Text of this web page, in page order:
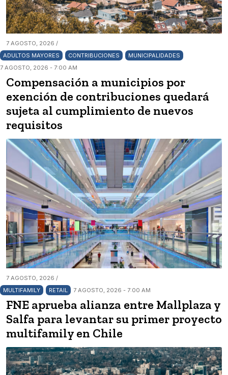
7 AGOSTO, 2026 /
ADULTOS MAYORES
CONTRIBUCIONES
MUNICIPALIDADES
7 AGOSTO, 2026 - 7:00 AM
Compensación a municipios por
exención de contribuciones quedará
sujeta al cumplimiento de nuevos
requisitos
7 AGOSTO, 2026 /
MULTIFAMILY
RETAIL 7 AGOSTO, 2026 - 7:00 AM
FNE aprueba alianza entre Mallplaza y
Salfa para levantar su primer proyecto
multifamily en Chile